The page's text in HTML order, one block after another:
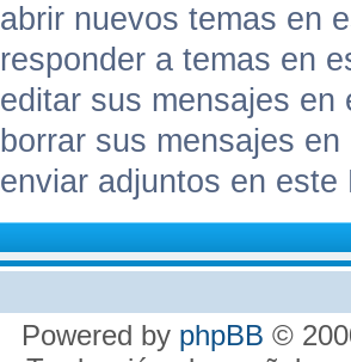
abrir nuevos temas en
responder a temas en
editar sus mensajes en
borrar sus mensajes
enviar adjuntos en este
Powered by phpBB ©